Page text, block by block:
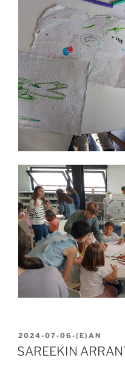
2024-07-06-(E)AN
SAREEKIN